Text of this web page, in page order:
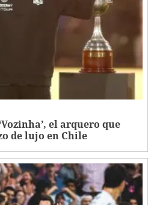
el arquero que
de lujo en Chile